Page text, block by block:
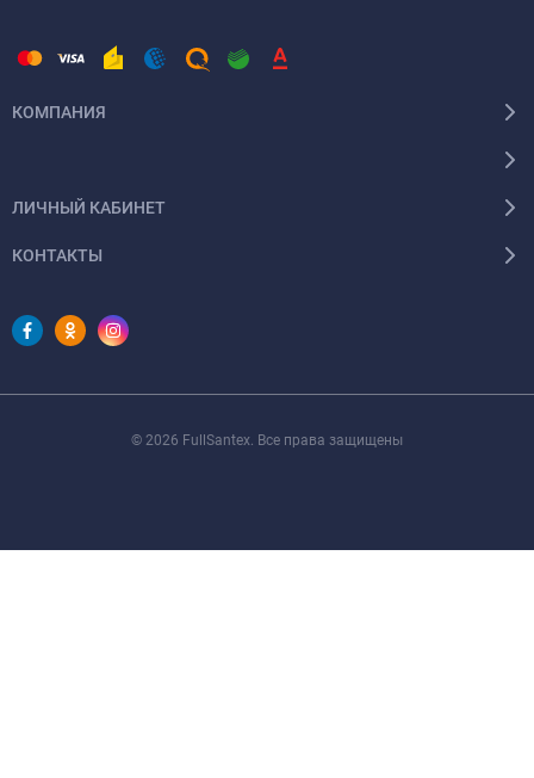
КОМПАНИЯ
ЛИЧНЫЙ КАБИНЕТ
КОНТАКТЫ
© 2026 FullSantex. Все права защищены